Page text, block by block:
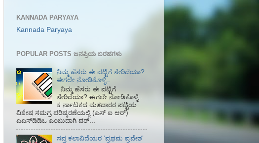
KANNADA PARYAYA
Kannada Paryaya
POPULAR POSTS ಜನಪ್ರಿಯ ಬರಹಗಳು
ನಿಮ್ಮ ಹೆಸರು ಈ ಪಟ್ಟಿಗೆ ಸೇರಿದೆಯಾ?
ಈಗಲೇ ನೋಡಿಕೊಳ್ಳಿ..
ನಿಮ್ಮ ಹೆಸರು ಈ ಪಟ್ಟಿಗೆ
ಸೇರಿದೆಯಾ? ಈಗಲೇ ನೋಡಿಕೊಳ್ಳಿ..
ಕ ರ್ನಾಟಕದ ಮತದಾರರ ಪಟ್ಟಿಯ
ವಿಶೇಷ ಸಮಗ್ರ ಪರಿಷ್ಕರಣೆಯಲ್ಲಿ (ಎಸ್‌ ಐ ಆರ್)‌
ಎಎಸ್‌ಡಿಡಿಒ ಎಂಬುದಾಗಿ ವರ್...
ಸಪ್ತ ಕಲಾವಿದೆಯರ ʼಪ್ರಥಮ ಪ್ರವೇಶʼ